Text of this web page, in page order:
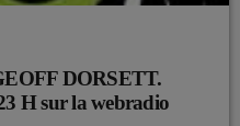
H sur la webradio